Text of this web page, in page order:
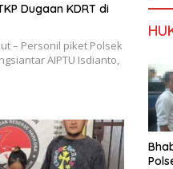
Dugaan KDRT di
– Personil piket Polsek
AIPTU Isdianto,